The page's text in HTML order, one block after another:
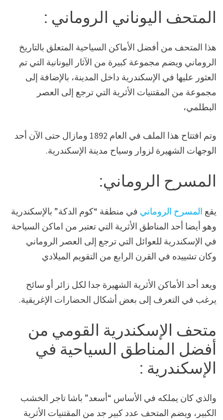
المتحف اليوناني الروماني :
هذا المتحف من أفضل الأماكن السياحية المتعلق بالتاريخ
الروماني ويضم مجموعة كبيرة من الآثار اليونانية التي تم
العثور عليها في الإسكندرية داخل المدينة، بالإضافة إلى
مجموعة من المقتنيات الأثرية التي ترجع إلى العصر
البطلمي،
وتم افتتاح هذا الملف في العام 1892 ومازال حتى الآن أحد
الوجهات الشهيرة لزوار وسياح مدينة الإسكندرية.
المسرح الروماني:
يقع المسرح الروماني في منطقة “كوم الدكة” بالإسكندرية
وهو أيضا أحد المناطق الأثرية التي تعتبر من اماكن السياحة
في الإسكندرية للعوائل التي ترجع إلى العصر الروماني
وكان تشييده في القرن الرابع من التقويم الميلادي
ويعد أحد الأماكن الأثرية الشهيرة جدا لكل زائر أو سائح
يرغب في التعرف إلى بعض أشكال الحضارات الإغريقية.
متحف الإسكندرية القومي من
أفضل المناطق السياحية في
الإسكندرية :
والذي كان يملكه في الأساس “أسعد” باشا تاجر الخشب
الكبير، ويضم المتحف عدد كبير جد من المقتنيات الأثرية